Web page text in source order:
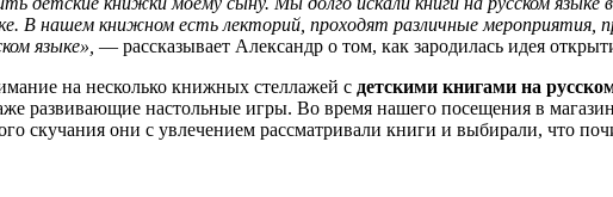
В нашем книжном есть лекторий, проходят различные
языке», — рассказывает Александр о том, как зародилась идея
на несколько книжных стеллажей с детскими книгами на
развивающие настольные игры. Во время нашего посещения в
скучания они с увлечением рассматривали книги и выбирали, что